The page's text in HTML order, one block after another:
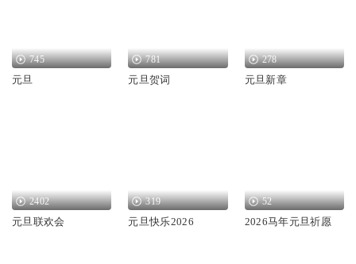
745
元旦
781
元旦贺词
278
元旦新章
2402
元旦联欢会
319
元旦快乐2026
52
2026马年元旦祈愿